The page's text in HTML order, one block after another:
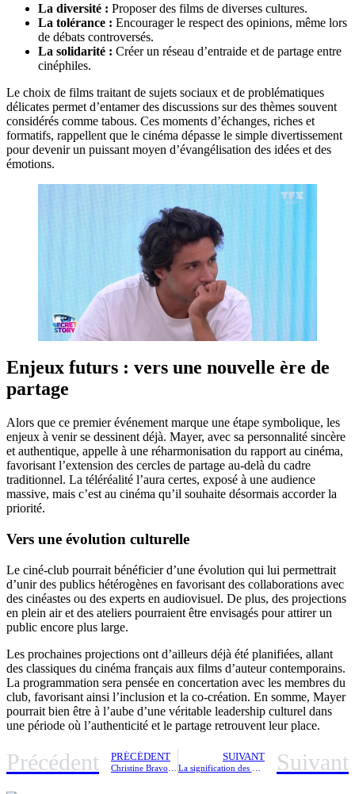
La diversité : Proposer des films de diverses cultures.
La tolérance : Encourager le respect des opinions, même lors
de débats controversés.
La solidarité : Créer un réseau d’entraide et de partage entre
cinéphiles.
Le choix de films traitant de sujets sociaux et de problématiques
délicates permet d’entamer des discussions sur des thèmes souvent
considérés comme tabous. Ces moments d’échanges, riches et
formatifs, rappellent que le cinéma dépasse le simple divertissement
pour devenir un puissant moyen d’évangélisation des idées et des
émotions.
Enjeux futurs : vers une nouvelle ère de
partage
Alors que ce premier événement marque une étape symbolique, les
enjeux à venir se dessinent déjà. Mayer, avec sa personnalité sincère
et authentique, appelle à une réharmonisation du rapport au cinéma,
favorisant l’extension des cercles de partage au-delà du cadre
traditionnel. La téléréalité l’aura certes, exposé à une audience
massive, mais c’est au cinéma qu’il souhaite désormais accorder la
priorité.
Vers une évolution culturelle
Le ciné-club pourrait bénéficier d’une évolution qui lui permettrait
d’unir des publics hétérogènes en favorisant des collaborations avec
des cinéastes ou des experts en audiovisuel. De plus, des projections
en plein air et des ateliers pourraient être envisagés pour attirer un
public encore plus large.
Les prochaines projections ont d’ailleurs déjà été planifiées, allant
des classiques du cinéma français aux films d’auteur contemporains.
La programmation sera pensée en concertation avec les membres du
club, favorisant ainsi l’inclusion et la co-création. En somme, Mayer
pourrait bien être à l’aube d’une véritable leadership culturel dans
une période où l’authenticité et le partage retrouvent leur place.
Précédent PRÉCÉDENT SUIVANT Suivant